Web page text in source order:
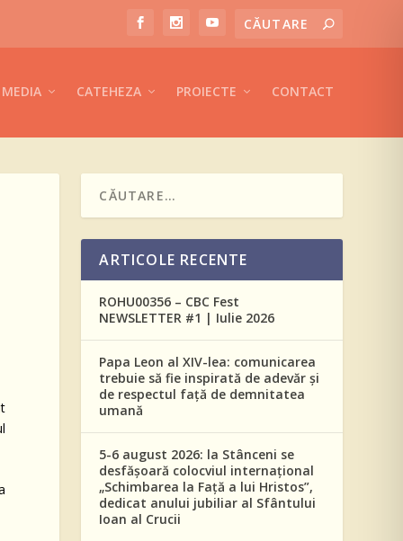
MEDIA CATEHEZA PROIECTE CONTACT
ARTICOLE RECENTE
ROHU00356 – CBC Fest
NEWSLETTER #1 | Iulie 2026
Papa Leon al XIV-lea: comunicarea
trebuie să fie inspirată de adevăr și
de respectul față de demnitatea
umană
5-6 august 2026: la Stânceni se
desfășoară colocviul internațional
„Schimbarea la Față a lui Hristos”,
dedicat anului jubiliar al Sfântului
Ioan al Crucii